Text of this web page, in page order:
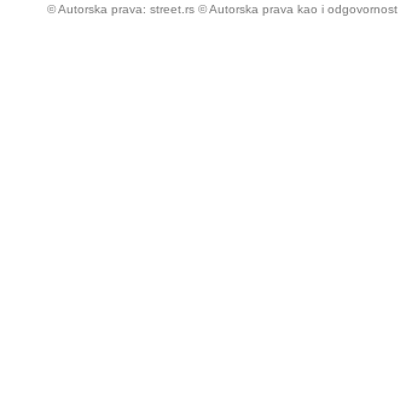
© Autorska prava: street.rs © Autorska prava kao i